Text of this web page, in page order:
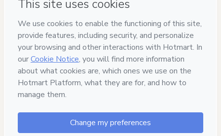
Access to product delivered by email
Approved content
100% reviewed and approved
7
DIAS DE